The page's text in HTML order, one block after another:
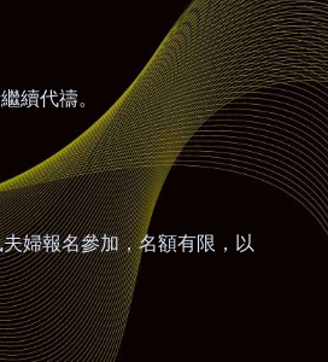
續代禱。
婦報名參加，名額有限，以